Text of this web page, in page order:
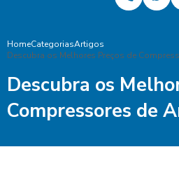
HomeCategoriasArtigos
Descubra os Melhores Preços de
Descubra os
Compressores de